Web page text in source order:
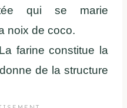
qui se marie
noix de coco.
farine constitue la
de la structure